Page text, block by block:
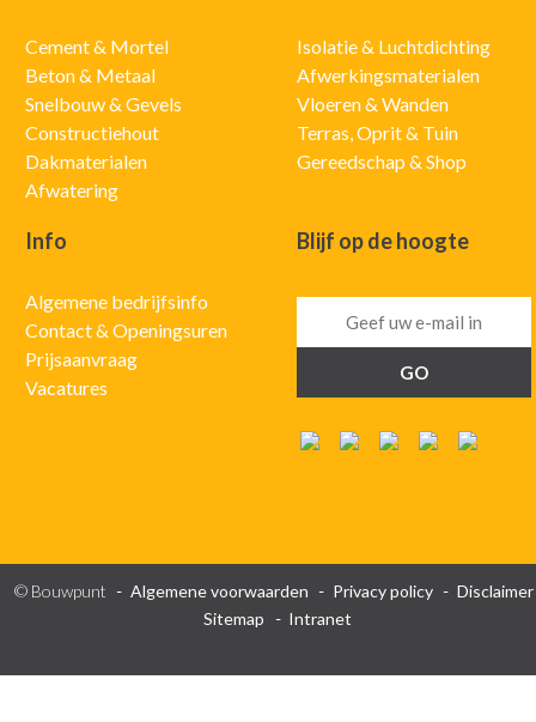
Cement & Mortel
Beton & Metaal
Snelbouw & Gevels
Constructiehout
Dakmaterialen
Afwatering
Isolatie & Luchtdichting
Afwerkingsmaterialen
Vloeren & Wanden
Terras, Oprit & Tuin
Gereedschap & Shop
Info
Algemene bedrijfsinfo
Contact & Openingsuren
Prijsaanvraag
Vacatures
Blijf op de hoogte
© Bouwpunt Algemene voorwaarden Privacy policy
Disclaimer
Sitemap
Intranet